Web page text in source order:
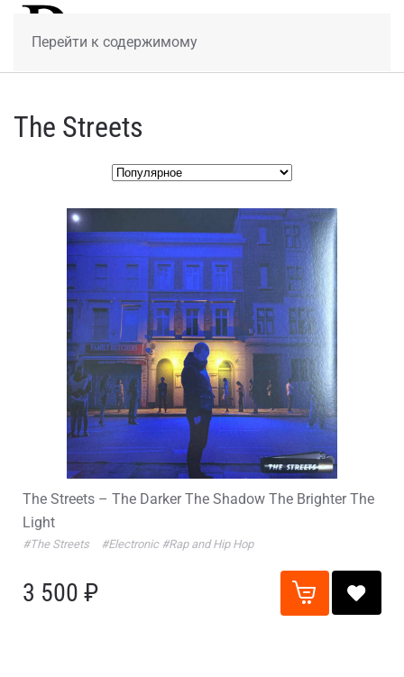
Перейти к содержимому
The Streets
The Streets – The Darker The Shadow The Brighter The
Light
#The Streets #Electronic #Rap and Hip Hop
3 500 ₽